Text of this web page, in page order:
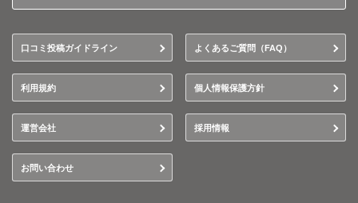
口コミ投稿ガイドライン よくあるご質問（FAQ）
利用規約 個人情報保護方針
運営会社 採用情報
お問い合わせ